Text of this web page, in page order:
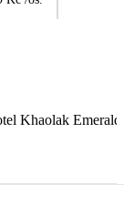
Khaolak